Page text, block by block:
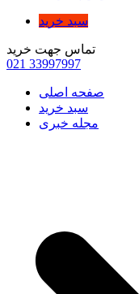
سبد خرید
تماس جهت خرید
021 33997997
صفحه اصلی
سبد خرید
مجله خبری